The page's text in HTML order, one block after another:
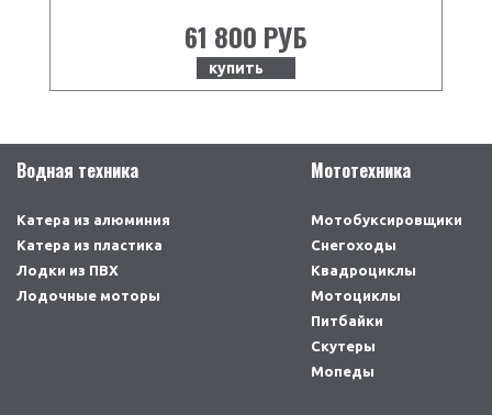
61 800 РУБ
купить
Водная техника
Катера из алюминия
Катера из пластика
Лодки из ПВХ
Лодочные моторы
Мототехника
Мотобуксировщики
Снегоходы
Квадроциклы
Мотоциклы
Питбайки
Скутеры
Мопеды